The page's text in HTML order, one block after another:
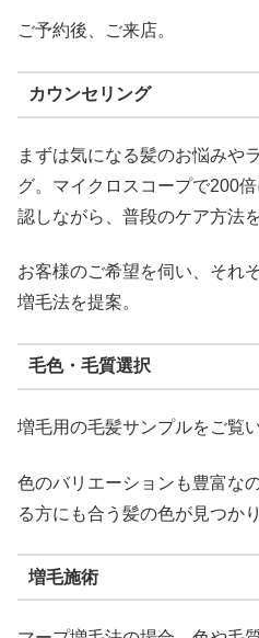
ご予約後、ご来店。
カウンセリング
まずは気になる髪のお悩みや
グ。マイクロスコープで200
認しながら、普段のケア方法
お客様のご希望を伺い、それ
増毛法を提案。
毛色・毛質選択
増毛用の毛髪サンプルをご覧
色のバリエーションも豊富な
る方にも合う髪の色が見つかり
増毛施術